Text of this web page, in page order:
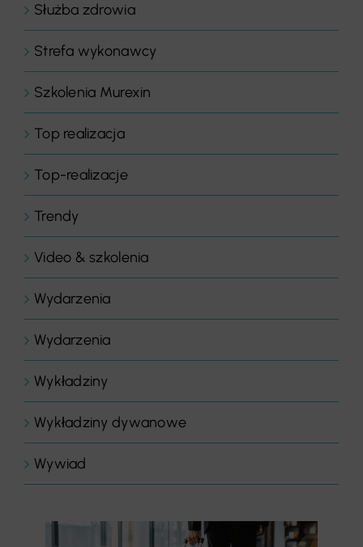
Służba zdrowia
Strefa wykonawcy
Szkolenia Murexin
Top realizacja
Top-realizacje
Trendy
Video & szkolenia
Wydarzenia
Wydarzenia
Wykładziny
Wykładziny dywanowe
Wywiad